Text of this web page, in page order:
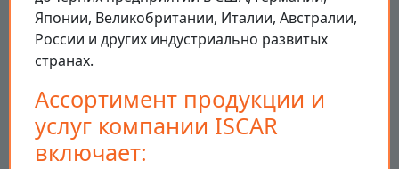
Японии, Великобритании, Италии, Австралии,
России и других индустриально развитых
странах.
Ассортимент продукции и
услуг компании ISCAR
включает: